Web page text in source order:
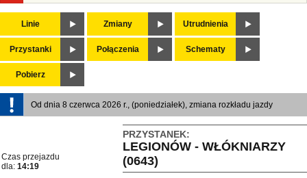
Linie Zmiany Utrudnienia
Przystanki Połączenia Schematy
Pobierz
Od dnia 8 czerwca 2026 r., (poniedziałek), zmiana rozkładu jazdy
PRZYSTANEK:
LEGIONÓW - WŁÓKNIARZY
(0643)
Czas przejazdu
dla: 14:19